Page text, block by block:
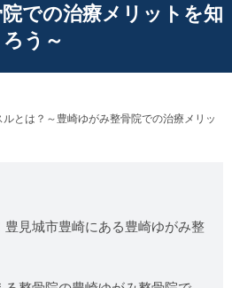
での治療メリットを知
ろう～
とは？～豊崎ゆがみ整骨院での治療メリッ
見城市豊崎にある豊崎ゆがみ整